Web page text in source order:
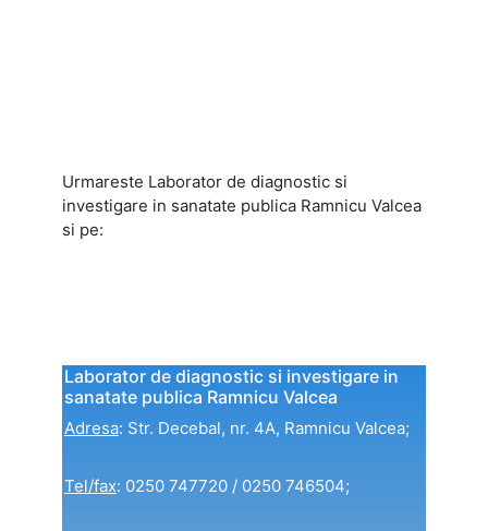
Urmareste Laborator de diagnostic si
investigare in sanatate publica Ramnicu Valcea
si pe:
Laborator de diagnostic si investigare in
sanatate publica Ramnicu Valcea
Adresa: Str. Decebal, nr. 4A, Ramnicu Valcea;
Tel/fax: 0250 747720 / 0250 746504;